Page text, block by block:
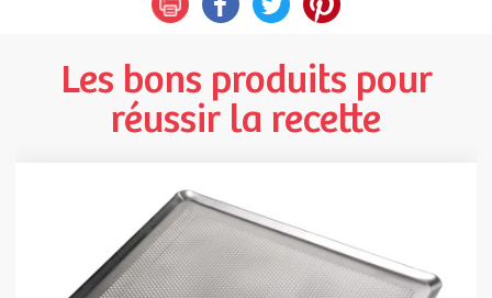
Les bons produits pour
réussir la recette